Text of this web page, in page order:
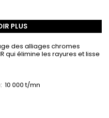
PLUS
des alliages chromes
qui élimine les rayures et lisse
10 000 t/mn